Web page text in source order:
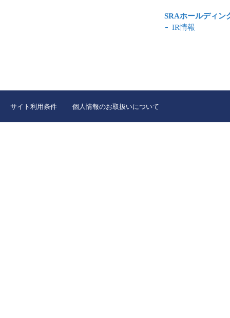
SRAホールディン
IR情報
サイト利用条件 個人情報のお取扱いについて